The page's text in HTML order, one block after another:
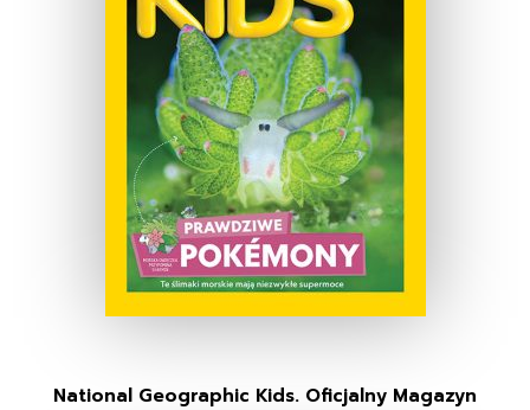
National Geographic Kids. Oficjalny Magazyn